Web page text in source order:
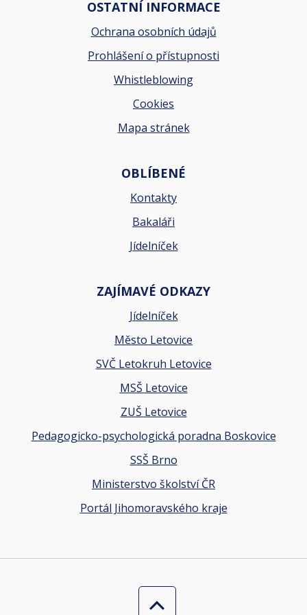
OSTATNÍ INFORMACE
Ochrana osobních údajů
Prohlášení o přístupnosti
Whistleblowing
Cookies
Mapa stránek
OBLÍBENÉ
Kontakty
Bakaláři
Jídelníček
ZAJÍMAVÉ ODKAZY
Jídelníček
Město Letovice
SVČ Letokruh Letovice
MSŠ Letovice
ZUŠ Letovice
Pedagogicko-psychologická poradna Boskovice
SSŠ Brno
Ministerstvo školství ČR
Portál Jihomoravského kraje